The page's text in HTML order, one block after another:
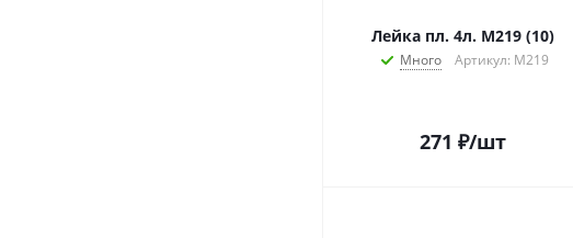
Лейка пл. 4л. М219 (10)
Много Артикул: М219
271 ₽/шт